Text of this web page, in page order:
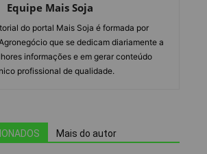
Equipe Mais Soja
do portal Mais Soja é formada por
que se dedicam diariamente a
informações e em gerar conteúdo
profissional de qualidade.
Mais do autor